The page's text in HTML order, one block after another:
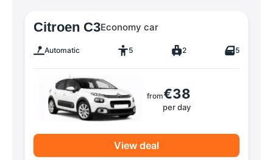
Citroen C3Economy car
Automatic 5 2 5
from€38
per day
View deal